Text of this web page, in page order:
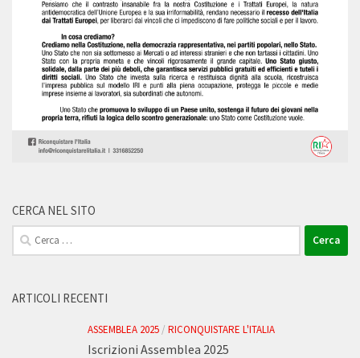
CERCA NEL SITO
Ricerca
per:
ARTICOLI RECENTI
ASSEMBLEA 2025 / RICONQUISTARE L'ITALIA
Iscrizioni Assemblea 2025